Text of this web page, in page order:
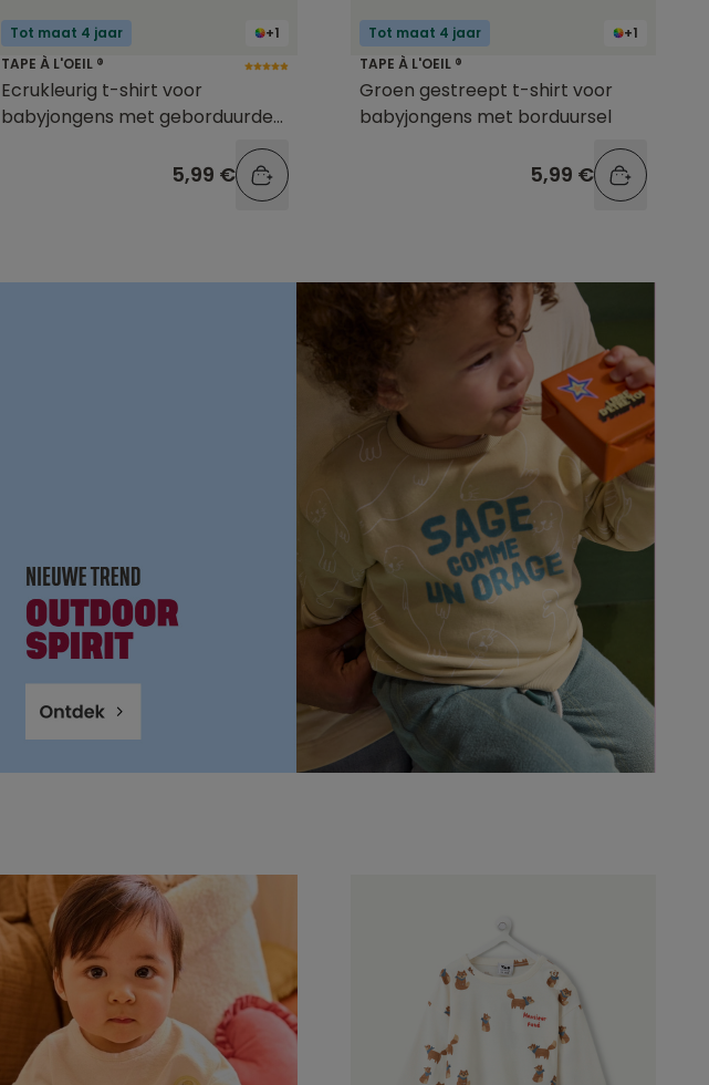
+1
Tot maat 4 jaar
TAPE À L'OEIL ®
Ecrukleurig t-shirt voor
babyjongens met geborduurde
5,99 €
+1
Tot maat 4 jaar
TAPE À L'OEIL ®
Groen gestreept t-shirt voor
babyjongens met borduursel
5,99 €